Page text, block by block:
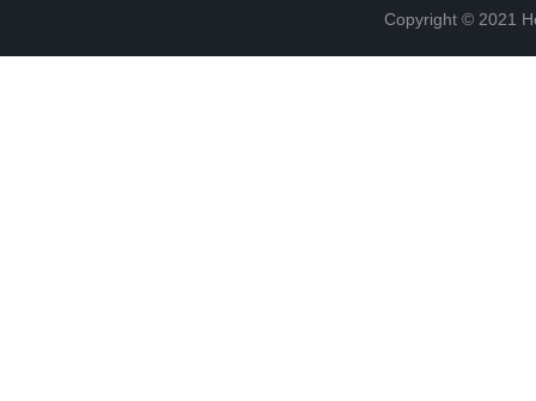
Copyright © 2021